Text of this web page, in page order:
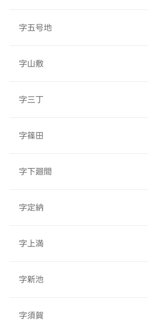
字五号地
字山敷
字三丁
字篠田
字下廻間
字定納
字上満
字新池
字須賀